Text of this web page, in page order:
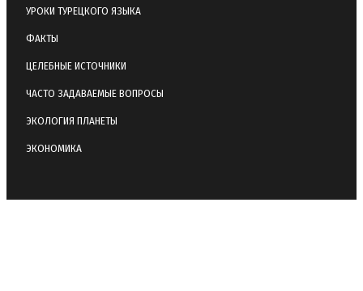
УРОКИ ТУРЕЦКОГО ЯЗЫКА
ФАКТЫ
ЦЕЛЕБНЫЕ ИСТОЧНИКИ
ЧАСТО ЗАДАВАЕМЫЕ ВОПРОСЫ
ЭКОЛОГИЯ ПЛАНЕТЫ
ЭКОНОМИКА